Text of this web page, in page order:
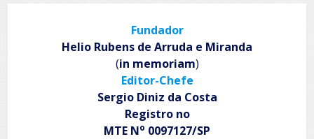
Fundador
Helio Rubens de Arruda e Miranda
(in memoriam)
Editor-Chefe
Sergio Diniz da Costa
Registro no
MTE No 0097127/SP